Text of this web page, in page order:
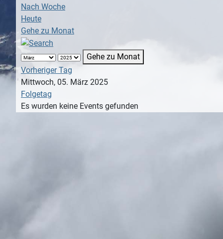
Nach Woche
Heute
Gehe zu Monat
Gehe zu Monat
Vorheriger Tag
Mittwoch, 05. März 2025
Folgetag
Es wurden keine Events gefunden